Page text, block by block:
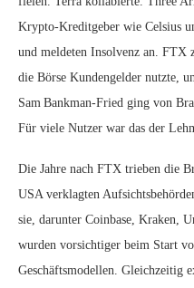
Krypto‑Kreditgeber wie Celsius
und meldeten Insolvenz an. FTX
die Börse Kundengelder nutzte,
Sam Bankman‑Fried ging von
Für viele Nutzer war das der
Die Jahre nach FTX trieben die
USA verklagten
sie, darunter Coinbase, Kraken,
wurden vorsichtiger beim Start
Geschäftsmodellen. Gleichzeitig